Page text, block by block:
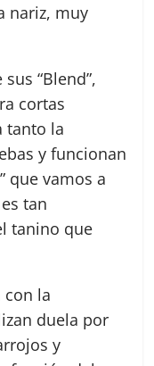
nariz, muy
“Blend”,
cortas
tanto la
y funcionan
que vamos a
tan
tanino que
con la
duela por
y